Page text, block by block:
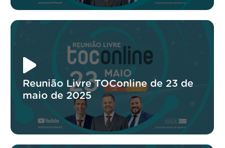
Reunião Livre TOConline de 23 de
maio de 2025